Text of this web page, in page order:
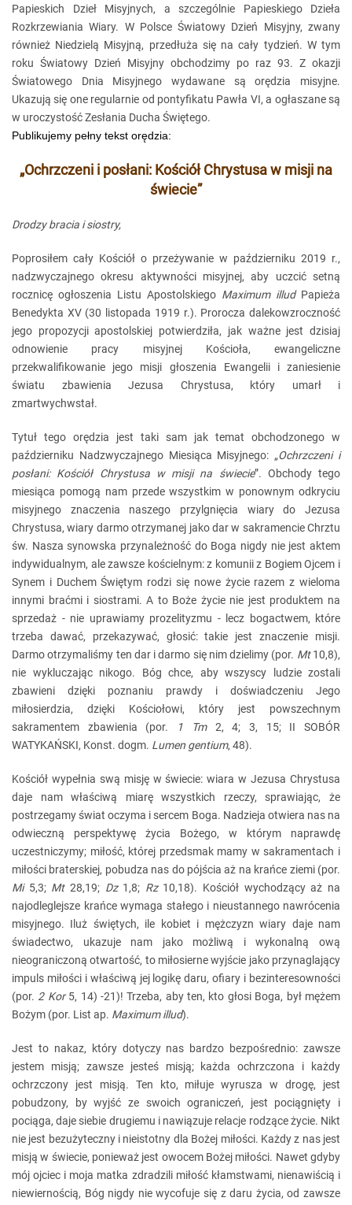
Papieskich Dzieł Misyjnych, a szczególnie Papieskiego Dzieła
Rozkrzewiania Wiary. W Polsce Światowy Dzień Misyjny, zwany
również Niedzielą Misyjną, przedłuża się na cały tydzień. W tym
roku Światowy Dzień Misyjny obchodzimy po raz 93. Z okazji
Światowego Dnia Misyjnego wydawane są orędzia misyjne.
Ukazują się one regularnie od pontyfikatu Pawła VI, a ogłaszane są
w uroczystość Zesłania Ducha Świętego.
Publikujemy pełny tekst orędzia:
„Ochrzczeni i posłani: Kościół Chrystusa w misji na
świecie”
Drodzy bracia i siostry,
Poprosiłem cały Kościół o przeżywanie w październiku 2019 r.,
nadzwyczajnego okresu aktywności misyjnej, aby uczcić setną
rocznicę ogłoszenia Listu Apostolskiego Maximum illudPapieża
Benedykta XV (30 listopada 1919 r.). Prorocza dalekowzroczność
jego propozycji apostolskiej potwierdziła, jak ważne jest dzisiaj
odnowienie pracy misyjnej Kościoła, ewangeliczne
przekwalifikowanie jego misji głoszenia Ewangelii i zaniesienie
światu zbawienia Jezusa Chrystusa, który umarł i
zmartwychwstał.
Tytuł tego orędzia jest taki sam jak temat obchodzonego w
październiku Nadzwyczajnego Miesiąca Misyjnego: „Ochrzczeni i
posłani: Kościół Chrystusa w misji na świecie”. Obchody tego
miesiąca pomogą nam przede wszystkim w ponownym odkryciu
misyjnego znaczenia naszego przylgnięcia wiary do Jezusa
Chrystusa, wiary darmo otrzymanej jako dar w sakramencie Chrztu
św. Nasza synowska przynależność do Boga nigdy nie jest aktem
indywidualnym, ale zawsze kościelnym: z komunii z Bogiem Ojcem i
Synem i Duchem Świętym rodzi się nowe życie razem z wieloma
innymi braćmi i siostrami. A to Boże życie nie jest produktem na
sprzedaż - nie uprawiamy prozelityzmu - lecz bogactwem, które
trzeba dawać, przekazywać, głosić: takie jest znaczenie misji.
Darmo otrzymaliśmy ten dar i darmo się nim dzielimy (por. Mt10,8),
nie wykluczając nikogo. Bóg chce, aby wszyscy ludzie zostali
zbawieni dzięki poznaniu prawdy i doświadczeniu Jego
miłosierdzia, dzięki Kościołowi, który jest powszechnym
sakramentem zbawienia (por.
1 Tm2, 4; 3, 15; II SOBÓR
WATYKAŃSKI, Konst. dogm. Lumen gentium, 48).
Kościół wypełnia swą misję w świecie: wiara w Jezusa Chrystusa
daje nam właściwą miarę wszystkich rzeczy, sprawiając, że
postrzegamy świat oczyma i sercem Boga. Nadzieja otwiera nas na
odwieczną perspektywę życia Bożego, w którym naprawdę
uczestniczymy; miłość, której przedsmak mamy w sakramentach i
miłości braterskiej, pobudza nas do pójścia aż na krańce ziemi (por.
Mi5,3; Mt28,19; Dz1,8; Rz10,18). Kościół wychodzący aż na
najodleglejsze krańce wymaga stałego i nieustannego nawrócenia
misyjnego. Iluż świętych, ile kobiet i mężczyzn wiary daje nam
świadectwo, ukazuje nam jako możliwą i wykonalną ową
nieograniczoną otwartość, to miłosierne wyjście jako przynaglający
impuls miłości i właściwą jej logikę daru, ofiary i bezinteresowności
(por. 2 Kor5, 14) -21)! Trzeba, aby ten, kto głosi Boga, był mężem
Bożym (por. List ap. Maximum illud).
Jest to nakaz, który dotyczy nas bardzo bezpośrednio: zawsze
jestem misją; zawsze jesteś misją; każda ochrzczona i każdy
ochrzczony jest misją. Ten kto, miłuje wyrusza w drogę, jest
pobudzony, by wyjść ze swoich ograniczeń, jest pociągnięty i
pociąga, daje siebie drugiemu i nawiązuje relacje rodzące życie. Nikt
nie jest bezużyteczny i nieistotny dla Bożej miłości. Każdy z nas jest
misją w świecie, ponieważ jest owocem Bożej miłości. Nawet gdyby
mój ojciec i moja matka zdradzili miłość kłamstwami, nienawiścią i
niewiernością, Bóg nigdy nie wycofuje się z daru życia, od zawsze